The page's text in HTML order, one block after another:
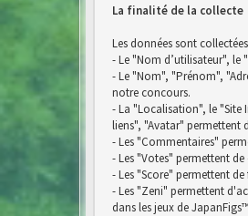
La finalité de la collecte
Les données sont
- Le "Nom d’utilisateur", le
- Le "Nom", "Prénom",
notre concours.
- La "Localisation", le "Site
liens", "Avatar" permettent
- Les "Commentaires"
- Les "Votes" permettent
- Les "Score" permettent
- Les "Zeni" permettent
dans les jeux de JapanFigs™